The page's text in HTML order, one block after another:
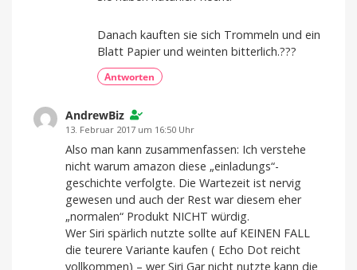
Danach kauften sie sich Trommeln und ein
Blatt Papier und weinten bitterlich.???
Antworten
AndrewBiz
13. Februar 2017 um 16:50 Uhr
Also man kann zusammenfassen: Ich verstehe
nicht warum amazon diese „einladungs“-
geschichte verfolgte. Die Wartezeit ist nervig
gewesen und auch der Rest war diesem eher
„normalen“ Produkt NICHT würdig.
Wer Siri spärlich nutzte sollte auf KEINEN FALL
die teurere Variante kaufen ( Echo Dot reicht
vollkommen) – wer Siri Gar nicht nutzte kann die